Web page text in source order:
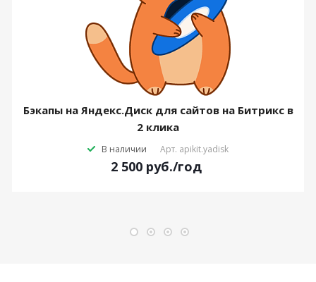
Бэкапы на Яндекс.Диск для сайтов на Битрикс в
2 клика
В наличии Арт. apikit.yadisk
2 500 руб./год